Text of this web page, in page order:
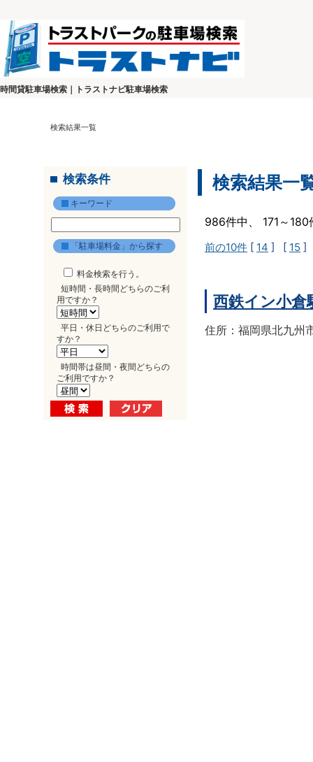
時間貸駐車場検索｜トラストナビ駐車場検索
検索結果一覧
検索条件
キーワード
「駐車場料金」から探す
料金検索を行う。
短時間・長時間どちらのご利
用ですか？
平日・休日どちらのご利用で
すか？
時間帯は昼間・夜間どちらの
ご利用ですか？
検索結果一
986件中、 171～
前の10件 [ 14 ] [ 15 ]
西鉄イン小倉
住所：福岡県北九州